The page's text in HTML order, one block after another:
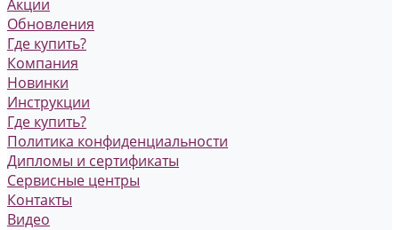
Акции
Обновления
Где купить?
Компания
Новинки
Инструкции
Где купить?
Политика конфиденциальности
Дипломы и сертификаты
Сервисные центры
Контакты
Видео